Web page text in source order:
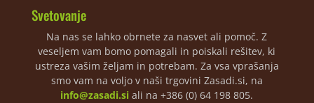
Svetovanje
Na nas se lahko obrnete za nasvet ali pomoč. Z
veseljem vam bomo pomagali in poiskali rešitev, ki
ustreza vašim željam in potrebam. Za vsa vprašanja
smo vam na voljo v naši trgovini Zasadi.si, na
info@zasadi.si ali na +386 (0) 64 198 805.